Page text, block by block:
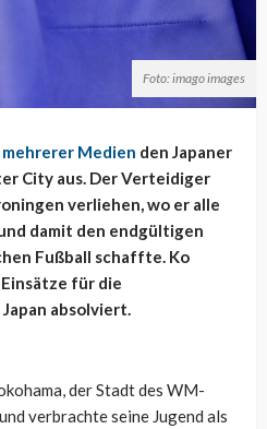
Foto: imago images
Medien den Japaner
City aus. Der Verteidiger
verliehen, wo er alle
damit den endgültigen
Fußball schaffte. Ko
für die
absolviert.
der Stadt des WM-
verbrachte seine Jugend als